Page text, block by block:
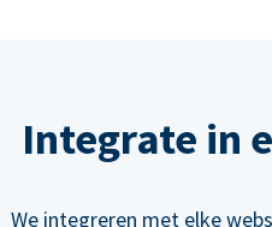
Integrate in
We integreren met elke